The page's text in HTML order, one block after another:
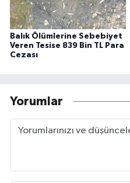
Balık Ölümlerine Sebebiyet
Veren Tesise 839 Bin TL Para
Cezası
Yorumlar